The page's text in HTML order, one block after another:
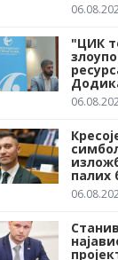
"ЦИК
палих